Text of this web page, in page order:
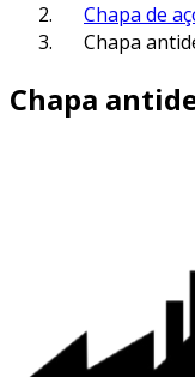
Chapa de
Chapa
Chapa